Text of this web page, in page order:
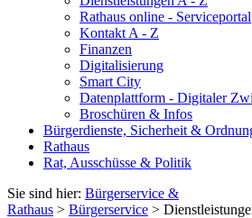
Rathaus online - Serviceportal
Kontakt A - Z
Finanzen
Digitalisierung
Smart City
Datenplattform - Digitaler
Broschüren & Infos
Bürgerdienste, Sicherheit &
Rathaus
Rat, Ausschüsse & Politik
Sie sind hier: Bürgerservice &
Rathaus > Bürgerservice >